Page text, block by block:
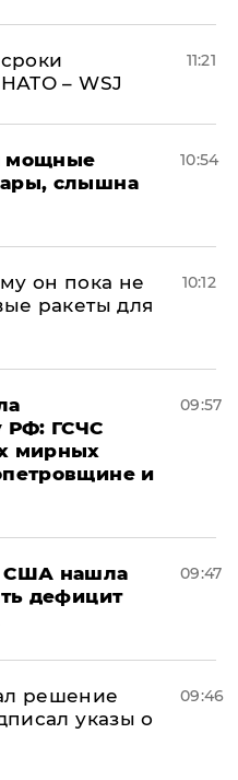
– WSJ
11:21
мощные
слышна
10:54
он пока не
ракеты для
10:12
РФ: ГСЧС
мирных
и
09:57
США нашла
дефицит
09:47
решение
указы о
09:46